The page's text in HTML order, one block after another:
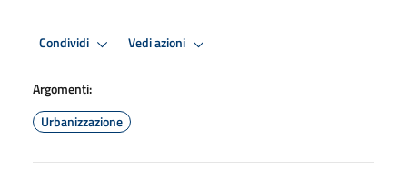
Condividi Vedi azioni
Argomenti:
Urbanizzazione